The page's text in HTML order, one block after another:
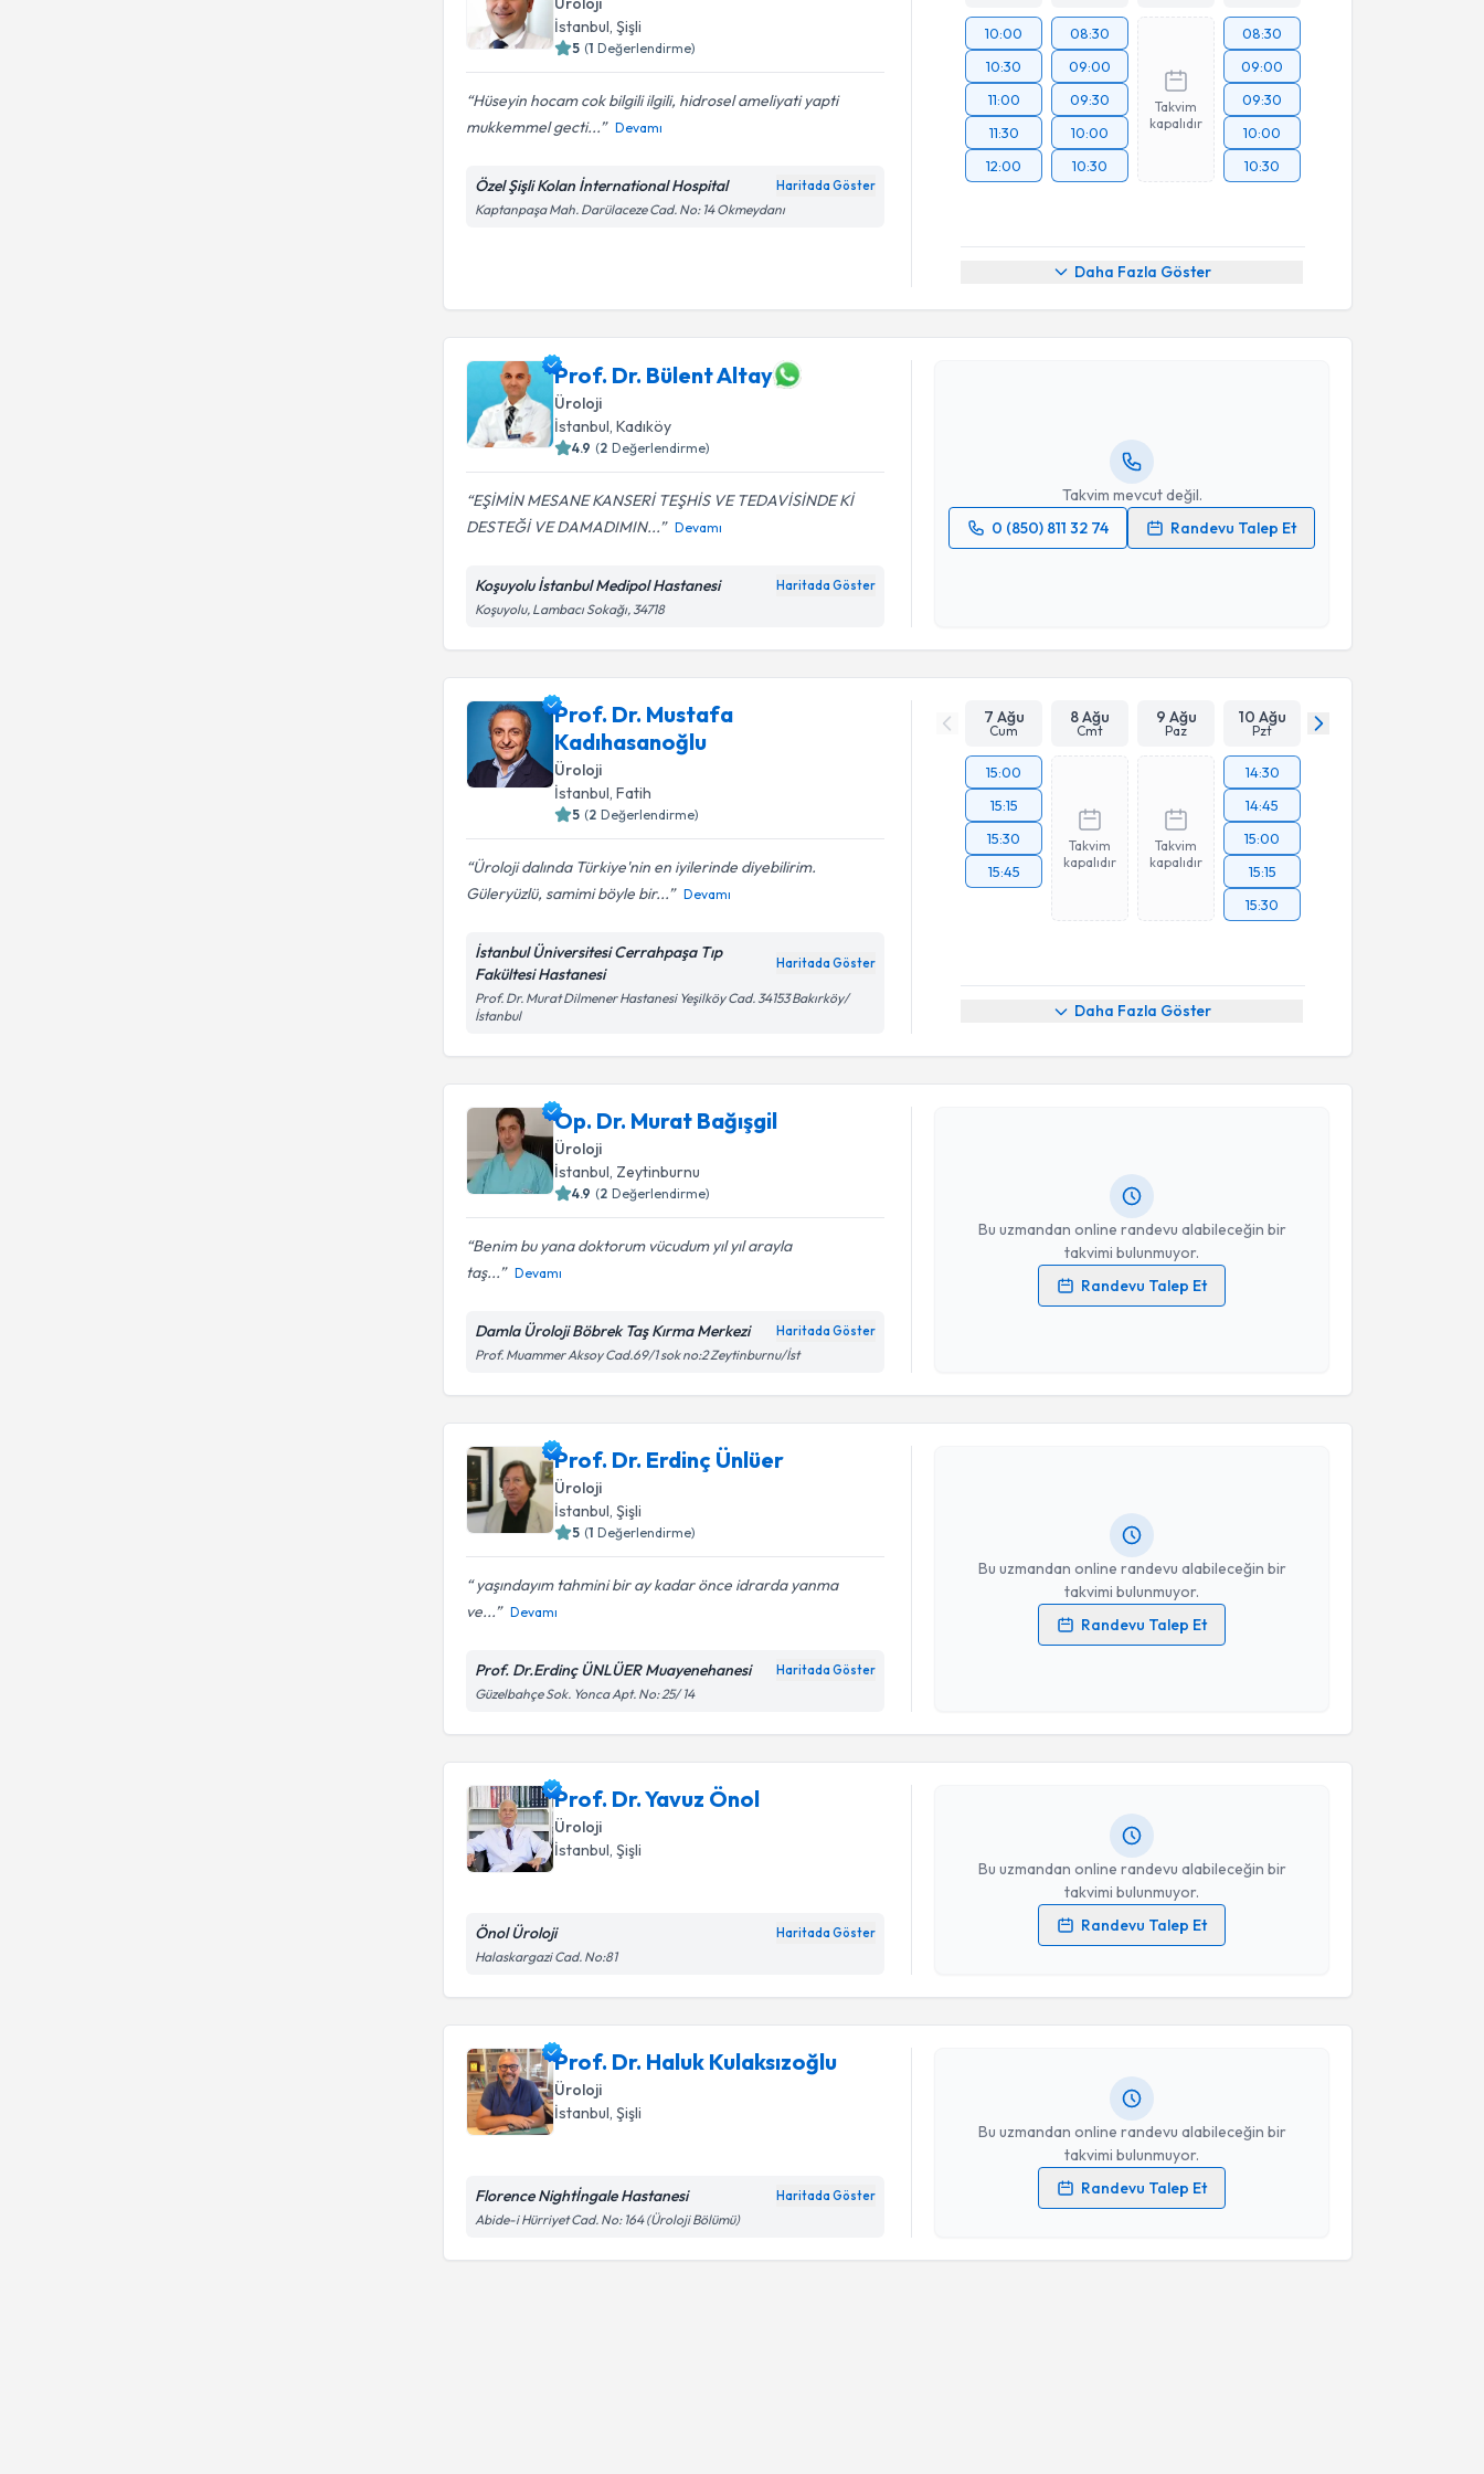
İstanbul , Şişli
5 (1 Değerlendirme)
Hüseyin hocam cok bilgili ilgili, hidrosel ameliyati yapti
mukkemmel gecti...
Devamı
Özel Şişli Kolan İnternational Hospital Haritada Göster
Kaptanpaşa Mah. Darülaceze Cad. No: 14 Okmeydanı
10:00
10:30
11:00
11:30
12:00
08:30
09:00
09:30
10:00
10:30
Takvim
kapalıdır
08:30
09:00
09:30
10:00
10:30
Daha Fazla Göster
Prof. Dr. Bülent Altay
Üroloji
İstanbul, Kadıköy
4.9 (2 Değerlendirme)
EŞİMİN MESANE KANSERİ TEŞHİS VE TEDAVİSİNDE Kİ
DESTEĞİ VE DAMADIMIN...
Devamı
Koşuyolu İstanbul Medipol Hastanesi Haritada Göster
Koşuyolu, Lambacı Sokağı, 34718
Takvim mevcut değil.
0 (850) 811 32 74
Randevu Talep Et
Randevu Takvimi Talebi
Prof. Dr. Bülent Altay
Takvim Talebini Gönder
Prof. Dr. Mustafa
Kadıhasanoğlu
Üroloji
İstanbul, Fatih
5 (2 Değerlendirme)
Üroloji dalında Türkiye'nin en iyilerinde diyebilirim.
Güleryüzlü, samimi böyle bir...
Devamı
İstanbul Üniversitesi Cerrahpaşa Tıp
Fakültesi Hastanesi
Haritada Göster
Prof. Dr. Murat Dilmener Hastanesi Yeşilköy Cad. 34153 Bakırköy/
İstanbul
7 Ağu
Cum
8 Ağu
Cmt
9 Ağu
Paz
10 Ağu
Pzt
15:00
15:15
15:30
15:45
Takvim
kapalıdır
Takvim
kapalıdır
14:30
14:45
15:00
15:15
15:30
Daha Fazla Göster
Op. Dr. Murat Bağışgil
Üroloji
İstanbul, Zeytinburnu
4.9 (2 Değerlendirme)
Benim bu yana doktorum vücudum yıl yıl arayla
taş...
Devamı
Damla Üroloji Böbrek Taş Kırma Merkezi Haritada Göster
Prof. Muammer Aksoy Cad.69/1 sok no:2 Zeytinburnu/İst
Bu uzmandan online randevu alabileceğin bir
takvimi bulunmuyor.
Randevu Talep Et
Randevu Takvimi Talebi
Op. Dr. Murat Bağışgil
Kişisel verilerimin işlenmesine ilişkinAydınlatma Metni
Takvim Talebini Gönder
Prof. Dr. Erdinç Ünlüer
Üroloji
İstanbul, Şişli
5 (1 Değerlendirme)
yaşındayım tahmini bir ay kadar önce idrarda yanma
ve...
Devamı
Prof. Dr.Erdinç ÜNLÜER Muayenehanesi Haritada Göster
Güzelbahçe Sok. Yonca Apt. No: 25/ 14
Bu uzmandan online randevu alabileceğin bir
takvimi bulunmuyor.
Randevu Talep Et
Randevu Takvimi Talebi
Prof. Dr. Erdinç Ünlüer
Kişisel verilerimin işlenmesine ilişkinAydınlatma Metni
Takvim Talebini Gönder
Prof. Dr. Yavuz Önol
Üroloji
İstanbul, Şişli
Önol Üroloji Haritada Göster
Halaskargazi Cad. No:81
Bu uzmandan online randevu alabileceğin bir
takvimi bulunmuyor.
Randevu Talep Et
Kişisel verilerimin işlenmesine ilişkinAydınlatma Metni
işlenmesini kabul ediyorum.
Prof. Dr. Haluk Kulaksızoğlu
Üroloji
İstanbul, Şişli
Florence Nightİngale Hastanesi Haritada Göster
Abide-i Hürriyet Cad. No: 164 (Üroloji Bölümü)
Bu uzmandan online randevu alabileceğin bir
takvimi bulunmuyor.
Randevu Talep Et
Randevu Takvimi Talebi
Kişisel verilerimin işlenmesine ilişkinAydınlatma Metni
işlenmesini kabul ediyorum.